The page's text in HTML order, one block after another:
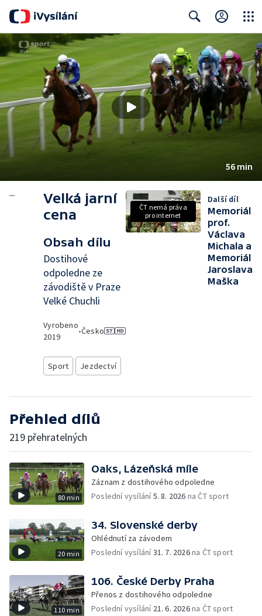
Search
56 min
Velká jarní
cena
Obsah dílu
Dostihové
odpoledne ze
závodiště v Praze
Velké Chuchli
Vyrobeno
2019
•Česko
Sport Jezdectví
ČT nemá práva
pro internet
Další díl
Memoriál
prof.
Václava
Michala a
Memoriál
Jaroslava
Maška
Přehled dílů
219 přehratelných
80 min
Oaks, Lázeňská míle
Záznam z dostihového odpoledne
Poslední vysílání5. 8. 2026 na ČT sport
20 min
34. Slovenské derby
Ohlédnutí za závodem
Poslední vysílání31. 7. 2026na ČT sport
110 min
106. České Derby Praha
Přenos z dostihového odpoledne
Poslední vysílání 21. 6. 2026na ČT sport